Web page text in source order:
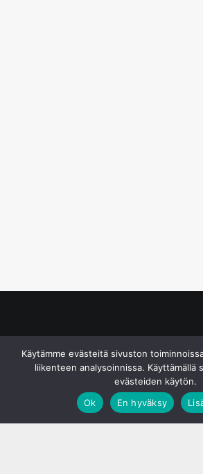
Käytämme evästeitä sivuston
liikenteen analysoinnissa. Käyttämällä
evästeiden käytön.
Ok
En hyväksy